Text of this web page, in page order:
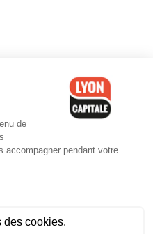
-CGV-Politique de